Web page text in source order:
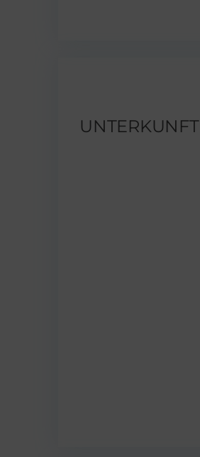
UNTERKUNFT